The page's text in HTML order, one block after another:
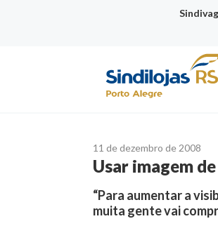
11 de dezembro de 2008
Usar imagem
“Para aumentar a
muita gente vai